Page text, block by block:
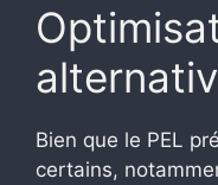
Bien que le PEL
certains,